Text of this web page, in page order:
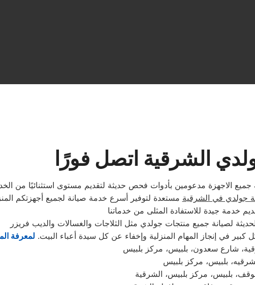
الشرقية اتصل فورًا
جميع الاجهزة مدعومين بأدوات فحص حديثة لتقديم مستوى استثنائيًا من
جولدي في الشرقية مستعدة لتوفير أسرع خدمة صيانة لجميع أجهزتكم
لصيانة جميع منتجات جولدي مثل الثلاجات والغسالات والديب فریزر
في إنجاز المهام المنزلية وإخفاء عن كل سيدة أعباء البيت. لمعرفة
شارع سعدون، بلبيس، مركز بلبيس
بلبيس، مركز بلبيس
بلبيس، مركز بلبيس، الشرقية